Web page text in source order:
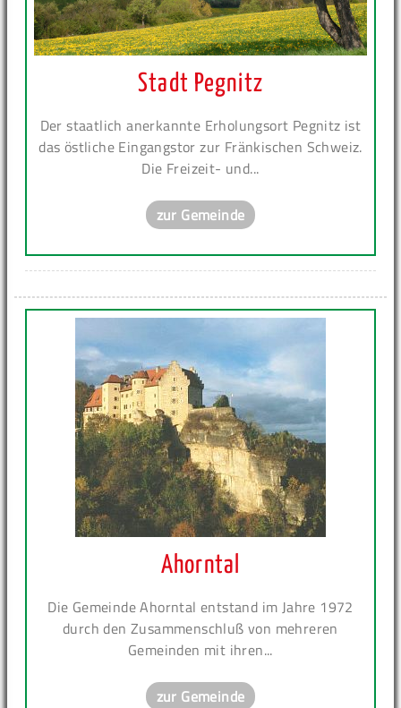
Stadt Pegnitz
Der staatlich anerkannte Erholungsort Pegnitz ist
das östliche Eingangstor zur Fränkischen Schweiz.
Die Freizeit- und...
zur Gemeinde
Ahorntal
Die Gemeinde Ahorntal entstand im Jahre 1972
durch den Zusammenschluß von mehreren
Gemeinden mit ihren...
zur Gemeinde